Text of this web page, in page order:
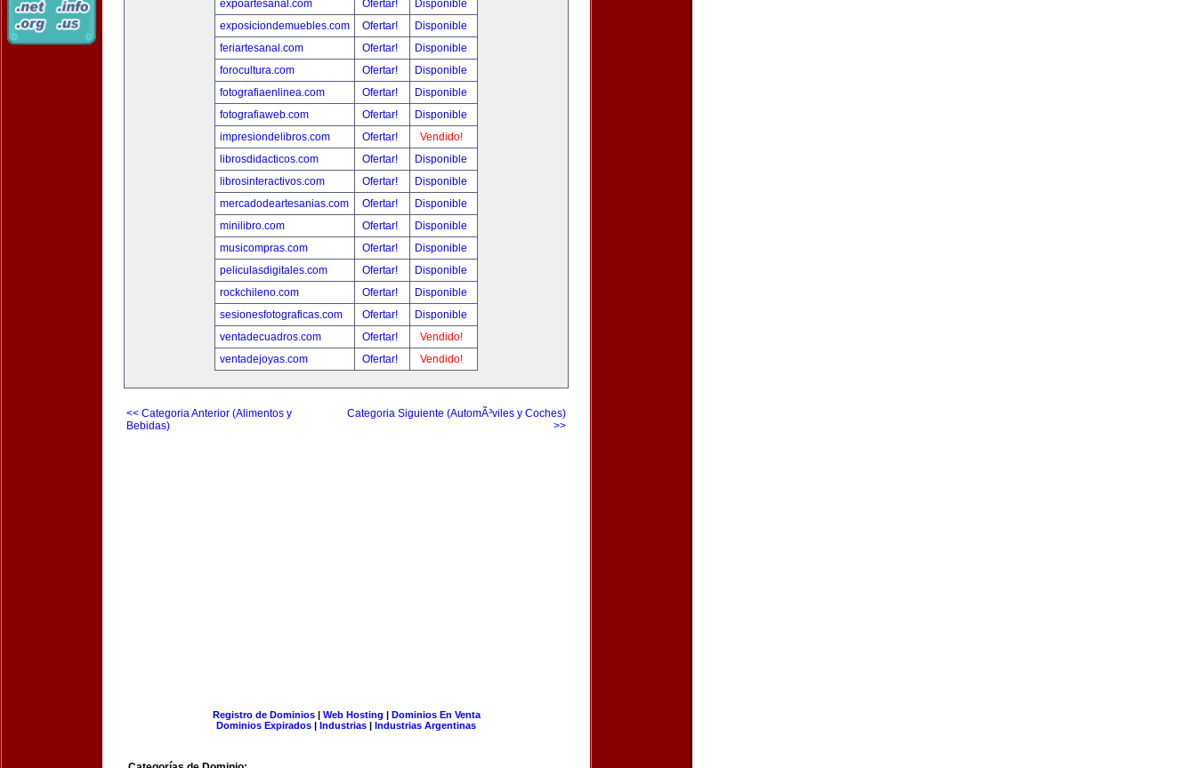
expoartesanal.com
Ofertar!
Disponible
exposiciondemuebles.com
Ofertar!
Disponible
feriartesanal.com
Ofertar!
Disponible
forocultura.com
Ofertar!
Disponible
fotografiaenlinea.com
Ofertar!
Disponible
fotografiaweb.com
Ofertar!
Disponible
impresiondelibros.com
Ofertar!
Vendido!
librosdidacticos.com
Ofertar!
Disponible
librosinteractivos.com
Ofertar!
Disponible
mercadodeartesanias.com
Ofertar!
Disponible
minilibro.com
Ofertar!
Disponible
musicompras.com
Ofertar!
Disponible
peliculasdigitales.com
Ofertar!
Disponible
rockchileno.com
Ofertar!
Disponible
sesionesfotograficas.com
Ofertar!
Disponible
ventadecuadros.com
Ofertar!
Vendido!
ventadejoyas.com
Ofertar! Vendido!
<< Categoria Anterior (Alimentos y
Bebidas)
Categoria Siguiente (AutomÃ³viles y Coches)
>>
Registro de Dominios| Web Hosting | Dominios En Venta
Dominios Expirados | Industrias | Industrias Argentinas